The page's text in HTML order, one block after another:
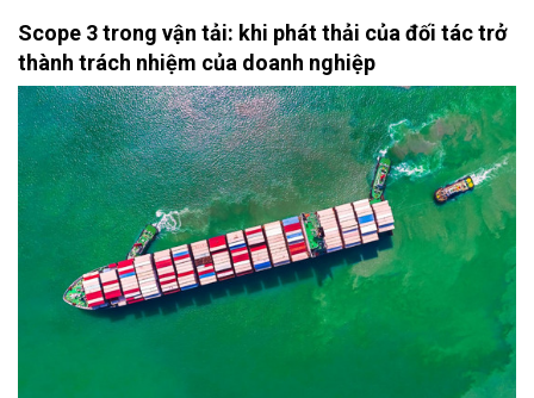
Scope 3 trong vận tải: khi phát thải của đối tác trở
thành trách nhiệm của doanh nghiệp